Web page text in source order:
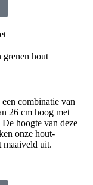
combinatie van
26 cm hoog met
hoogte van deze
onze hout-
maaiveld uit.